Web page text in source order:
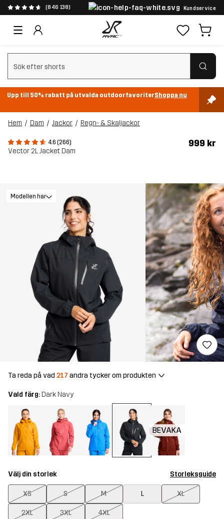
(846 138) Kundservice
Rensa sök
Upp till 50% rabatt på utvalda outdoorfavoriterShoppa nu
Hem Dam Jackor Regn- & Skaljackor
4.6 (266)
Vector 2L Jacket Dam
999 kr
Modellen har
Ta reda på vad 217 andra tycker om produkten
Vald färg: Dark Navy
BEVAKA
Välj din storlek Storleksguide
XS S M L XL
2XL 3XL 4XL